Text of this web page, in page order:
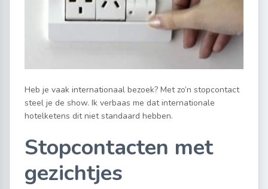
Heb je vaak internationaal bezoek? Met zo’n stopcontact
steel je de show. Ik verbaas me dat internationale
hotelketens dit niet standaard hebben.
Stopcontacten met
gezichtjes